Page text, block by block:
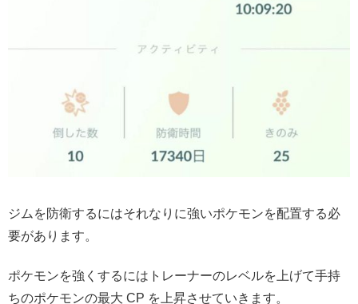
ジムを防衛するにはそれなりに強いポケモンを配置する必
要があります。
ポケモンを強くするにはトレーナーのレベルを上げて手持
ちのポケモンの最大 CP を上昇させていきます。